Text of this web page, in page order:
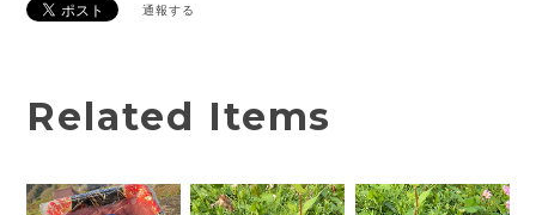
通報する
Related Items